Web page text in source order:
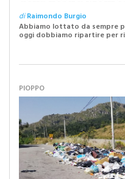
della nostra
diRaimondo Burgio